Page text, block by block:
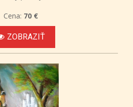
Cena: 70 €
ZOBRAZIŤ